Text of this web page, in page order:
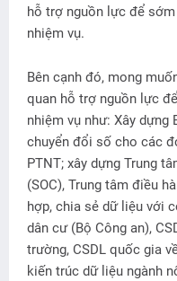
hỗ trợ nguồn lực để
nhiệm vụ.
Bên cạnh đó, mong
quan hỗ trợ nguồn lực
nhiệm vụ như: Xây dựng
chuyển đổi số cho các
PTNT; xây dựng Trung
(SOC), Trung tâm điều
hợp, chia sẻ dữ liệu với
dân cư (Bộ Công an),
trường, CSDL quốc gia
kiến trúc dữ liệu ngành